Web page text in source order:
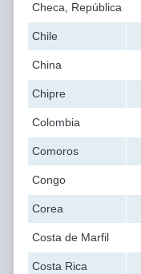
Checa, República
Chile
China
Chipre
Colombia
Comoros
Congo
Corea
Costa de Marfil
Costa Rica